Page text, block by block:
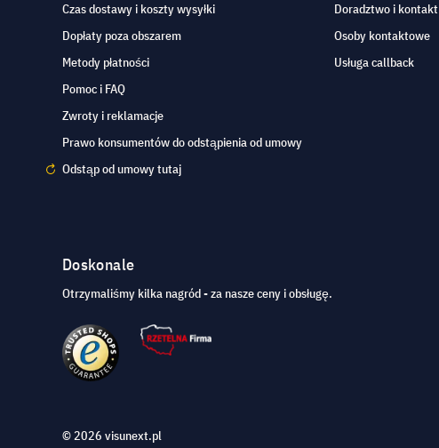
Czas dostawy i koszty wysyłki
Dopłaty poza obszarem
Metody płatności
Pomoc i FAQ
Zwroty i reklamacje
Prawo konsumentów do odstąpienia od umowy
Odstąp od umowy tutaj
Doradztwo i kontakt
Osoby kontaktowe
Usługa callback
Doskonale
Otrzymaliśmy kilka nagród - za nasze ceny i obsługę.
© 2026 visunext.pl